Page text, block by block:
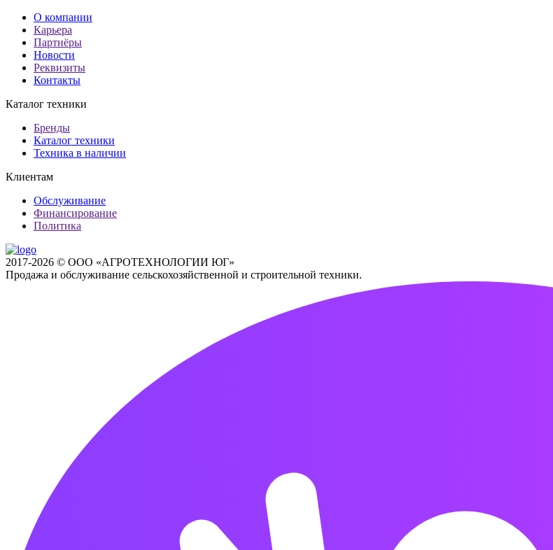
О компании
Карьера
Партнёры
Новости
Реквизиты
Контакты
Каталог техники
Бренды
Каталог техники
Техника в наличии
Клиентам
Обслуживание
Финансирование
Политика
2017-2026 © ООО «АГРОТЕХНОЛОГИИ ЮГ»
Продажа и обслуживание сельскохозяйственной и строительной техники.